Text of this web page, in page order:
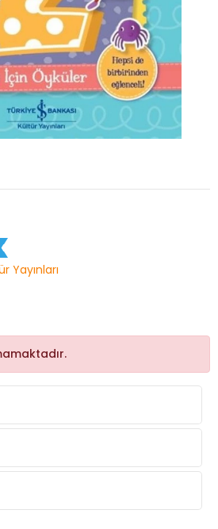
Yayınları